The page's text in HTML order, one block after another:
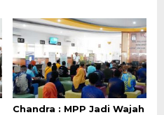
Chandra : MPP Jadi Wajah